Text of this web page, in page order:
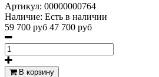
Артикул: 00000000764
Наличие: Есть в наличии
59 700 руб 47 700 руб
В корзину